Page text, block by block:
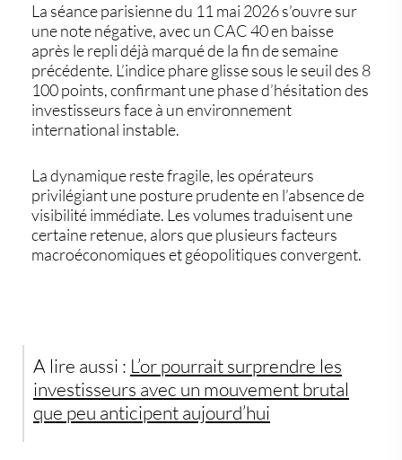
La séance parisienne du 11 mai 2026 s’ouvre sur
une note négative, avec un CAC 40en baisse
après le repli déjà marqué de la fin de semaine
précédente. L’indice phare glisse sous le seuil des 8
100 points, confirmant une phase d’hésitation des
investisseurs face à un environnement
international instable.
La dynamique reste fragile, les opérateurs
privilégiant une posture prudente en l’absence de
visibilité immédiate. Les volumes traduisent une
certaine retenue, alors que plusieurs facteurs
macroéconomiques et géopolitiques convergent.
A lire aussi : L’or pourrait surprendre les
investisseurs avec un mouvement brutal
que peu anticipent aujourd’hui